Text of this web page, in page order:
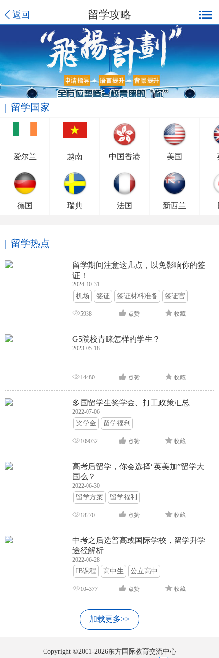
返回 留学攻略
留学国家
爱尔兰 越南 中国香港 美国
德国 瑞典 法国 新西兰
留学热点
留学期间注意这几点，以免影响你的签
证！
2024-10-31
机场 签证 签证材料准备 签证官
签证面试 签证申请攻略
5938 点赞 收藏
G5院校青睐怎样的学生？
2023-05-18
14480 点赞 收藏
多国留学生奖学金、打工政策汇总
2022-07-06
奖学金 留学福利
109032 点赞 收藏
高考后留学，你会选择“英美加”留学大
国么？
2022-06-30
留学方案 留学福利
18270 点赞 收藏
中考之后选普高或国际学校，留学升学
途径解析
2022-06-28
IB课程 高中生 公立高中
104377 点赞 收藏
加载更多>>
Copyright ©2001-2026东方国际教育交流中心